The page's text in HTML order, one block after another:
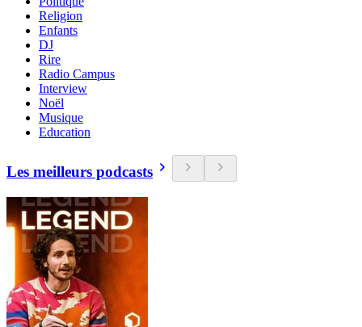
Religion
Enfants
DJ
Rire
Radio Campus
Interview
Noël
Musique
Education
Les meilleurs podcasts